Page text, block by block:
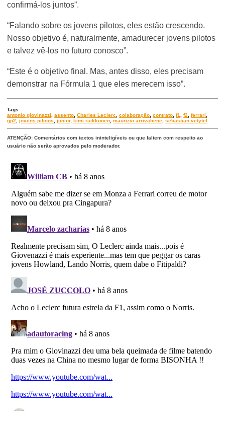
confirmá-los juntos”.
“Falando sobre os jovens pilotos, eles estão crescendo.
Nosso objetivo é, naturalmente, amadurecer jovens pilotos
e talvez vê-los no futuro conosco”.
“Este é o objetivo final. Mas, antes disso, eles precisam
demonstrar na Fórmula 1 que eles merecem isso”.
Tags
antonio giovinazzi
,assento ,Charles Leclerc ,colaboração ,contrato ,f1 ,f2 ,ferrari
gp2
,jovens pilotos ,junior,kimi raikkonen ,maurizio arrivabene ,sebastian vetytel
ATENÇÃO: Comentários com textos ininteligíveis ou que faltem com respeito ao
usuário não serão aprovados pelo moderador.